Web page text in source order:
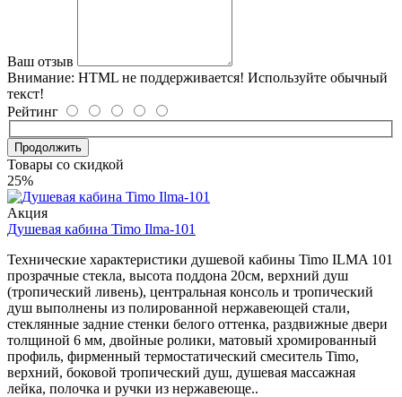
Ваш отзыв
Внимание: HTML не поддерживается! Используйте обычный
текст!
Рейтинг
Продолжить
Товары со скидкой
25%
Акция
Душевая кабина Timo Ilma-101
Технические характеристики душевой кабины Timo ILMA 101
прозрачные стекла, высота поддона 20см, верхний душ
(тропический ливень), центральная консоль и тропический
душ выполнены из полированной нержавеющей стали,
стеклянные задние стенки белого оттенка, раздвижные двери
толщиной 6 мм, двойные ролики, матовый хромированный
профиль, фирменный термостатический смеситель Timo,
верхний, боковой тропический душ, душевая массажная
лейка, полочка и ручки из нержавеюще..